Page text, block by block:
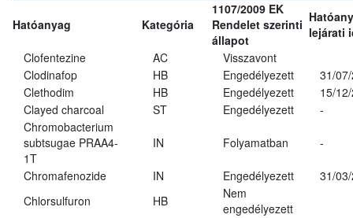
Hatóanyag Kategória
1107/2009 EK
Rendelet szerinti
állapot
lejárati
Clofentezine
AC
Visszavont
Clodinafop
HB Engedélyezett
31/
Clethodim
HB Engedélyezett
15/
Clayed charcoal
ST Engedélyezett
-
Chromobacterium
subtsugae PRAA4-
1T
IN Folyamatban -
Chromafenozide IN Engedélyezett
31/
Chlorsulfuron
HB
Nem
engedélyezett